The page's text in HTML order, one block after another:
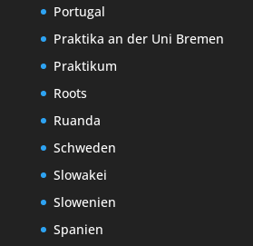
Portugal
Praktika an der Uni Bremen
Praktikum
Roots
Ruanda
Schweden
Slowakei
Slowenien
Spanien